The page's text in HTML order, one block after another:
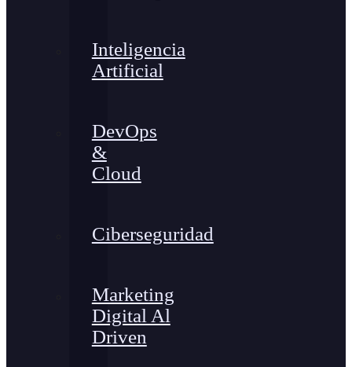
Inteligencia
Artificial
DevOps
&
Cloud
Ciberseguridad
Marketing
Digital Al
Driven